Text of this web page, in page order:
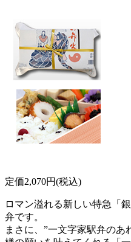
定価2,070円(税込)
ロマン溢れる新しい特急「
弁です。
まさに、”一文字家駅弁のあ